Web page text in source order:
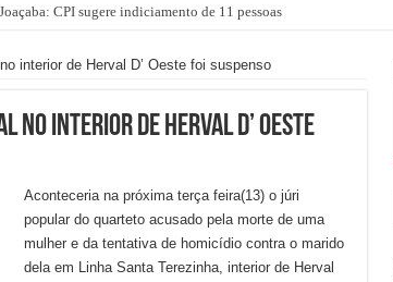
CPI sugere indiciamento de 11 pessoas
interior de Herval D’ Oeste foi suspenso
no interior de Herval D’ Oeste
Aconteceria na próxima terça feira(13) o júri
popular do quarteto acusado pela morte de uma
mulher e da tentativa de homicídio contra o marido
dela em Linha Santa Terezinha, interior de Herval